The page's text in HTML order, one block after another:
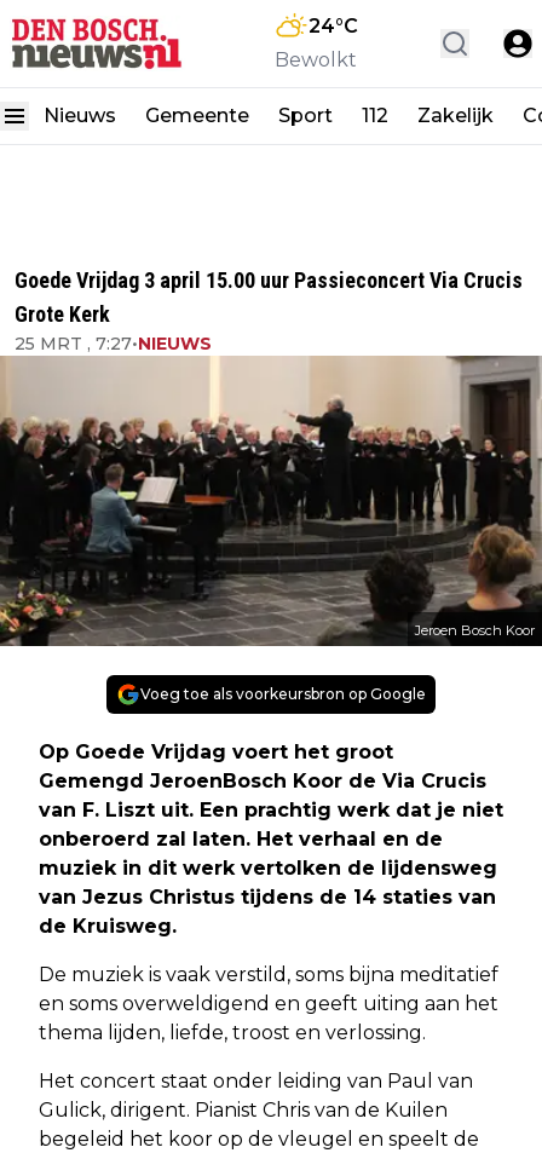
24°C
Bewolkt
Nieuws Gemeente Sport 112 Zakelijk
Goede Vrijdag 3 april 15.00 uur Passieconcert Via Crucis
Grote Kerk
25 MRT , 7:27•NIEUWS
Jeroen Bosch Koor
Voeg toe als voorkeursbron op Google
Op Goede Vrijdag voert het groot
Gemengd JeroenBosch Koor de Via Crucis
van F. Liszt uit. Een prachtig werk dat je niet
onberoerd zal laten. Het verhaal en de
muziek in dit werk vertolken de lijdensweg
van Jezus Christus tijdens de 14 staties van
de Kruisweg.
De muziek is vaak verstild, soms bijna meditatief
en soms overweldigend en geeft uiting aan het
thema lijden, liefde, troost en verlossing.
Het concert staat onder leiding van Paul van
Gulick, dirigent. Pianist Chris van de Kuilen
begeleid het koor op de vleugel en speelt de